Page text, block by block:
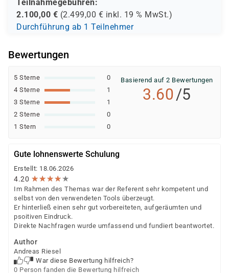
Teilnahmegebühren:
2.100,00 € (2.499,00 € inkl. 19 % MwSt.)
Durchführung ab 1 Teilnehmer
Bewertungen
5 Sterne
0
4 Sterne
1
3 Sterne
1
2 Sterne
0
1 Stern
0
Basierend auf 2 Bewertungen
3.60/5
Gute lohnenswerte Schulung
Erstellt: 18.06.2026
4.20 ★★★★★
★★★★★
Im Rahmen des Themas war der Referent sehr kompetent und
selbst von den verwendeten Tools überzeugt.
Er hinterließ einen sehr gut vorbereiteten, aufgeräumten und
psoitiven Eindruck.
Direkte Nachfragen wurde umfassend und fundiert beantwortet.
Author
Andreas Riesel
War diese Bewertung hilfreich?
0 Person fanden die Bewertung hilfreich